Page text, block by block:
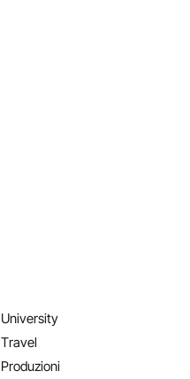
University
Travel
Produzioni